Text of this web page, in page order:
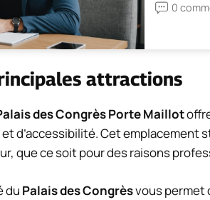
0
attractions
des Congrès Porte Maillot
d’accessibilité. Cet
que ce soit pour des raisons
du Palais des Congrèsvous permet